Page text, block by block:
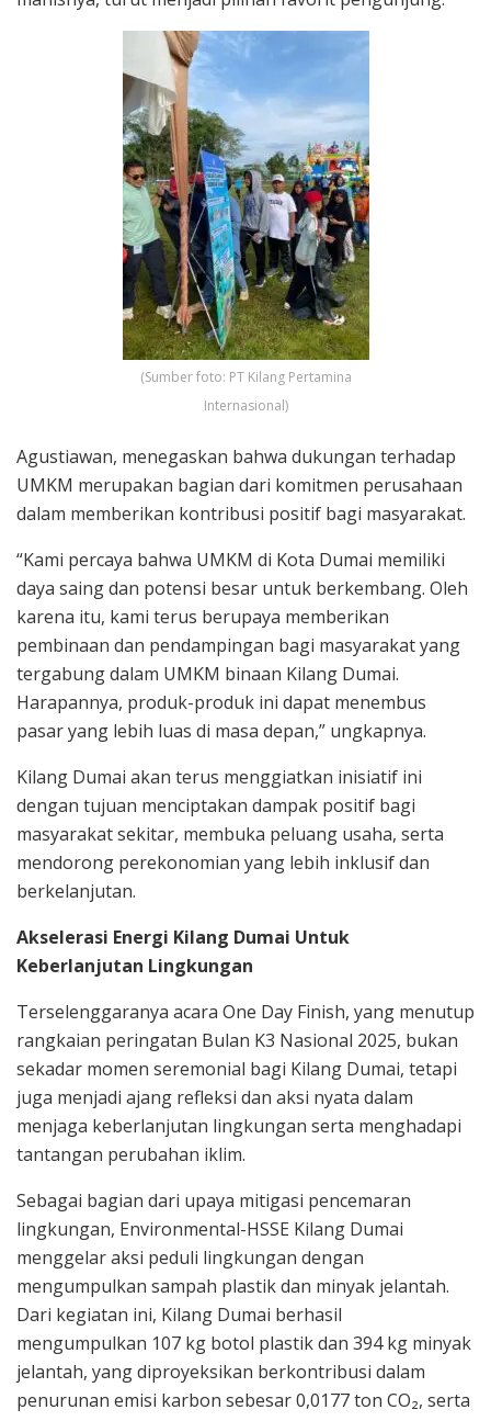
(Sumber foto: PT Kilang Pertamina
Internasional)
Agustiawan, menegaskan bahwa dukungan terhadap
UMKM merupakan bagian dari komitmen perusahaan
dalam memberikan kontribusi positif bagi masyarakat.
“Kami percaya bahwa UMKM di Kota Dumai memiliki
daya saing dan potensi besar untuk berkembang. Oleh
karena itu, kami terus berupaya memberikan
pembinaan dan pendampingan bagi masyarakat yang
tergabung dalam UMKM binaan Kilang Dumai.
Harapannya, produk-produk ini dapat menembus
pasar yang lebih luas di masa depan,” ungkapnya.
Kilang Dumai akan terus menggiatkan inisiatif ini
dengan tujuan menciptakan dampak positif bagi
masyarakat sekitar, membuka peluang usaha, serta
mendorong perekonomian yang lebih inklusif dan
berkelanjutan.
Akselerasi Energi Kilang Dumai Untuk
Keberlanjutan Lingkungan
Terselenggaranya acara One Day Finish, yang menutup
rangkaian peringatan Bulan K3 Nasional 2025, bukan
sekadar momen seremonial bagi Kilang Dumai, tetapi
juga menjadi ajang refleksi dan aksi nyata dalam
menjaga keberlanjutan lingkungan serta menghadapi
tantangan perubahan iklim.
Sebagai bagian dari upaya mitigasi pencemaran
lingkungan, Environmental-HSSE Kilang Dumai
menggelar aksi peduli lingkungan dengan
mengumpulkan sampah plastik dan minyak jelantah.
Dari kegiatan ini, Kilang Dumai berhasil
mengumpulkan 107 kg botol plastik dan 394 kg minyak
jelantah, yang diproyeksikan berkontribusi dalam
penurunan emisi karbon sebesar 0,0177 ton CO₂, serta